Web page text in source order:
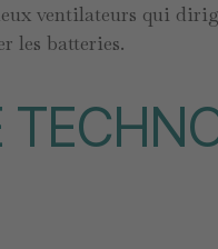
ventilateurs qui
les batteries.